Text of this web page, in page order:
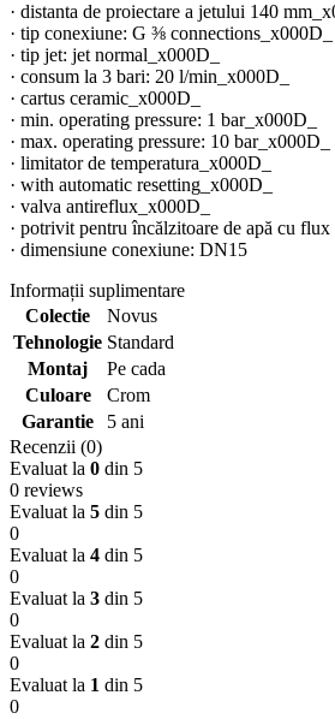
· distanta de proiectare a jetului 140
· tip conexiune: G ⅜ connections_x000D_
· tip jet: jet normal_x000D_
· consum la 3 bari: 20 l/min_x000D_
· cartus ceramic_x000D_
· min. operating pressure: 1 bar_x000D_
· max. operating pressure: 10 bar_x000D_
· limitator de temperatura_x000D_
· with automatic resetting_x000D_
· valva antireflux_x000D_
· potrivit pentru încălzitoare de apă cu flux
· dimensiune conexiune: DN15
Informații suplimentare
Colectie
Novus
Tehnologie Standard
Montaj
Pe cada
Culoare
Crom
Garantie
5 ani
Recenzii (0)
Evaluat la 0 din 5
0 reviews
Evaluat la 5 din 5
0
Evaluat la 4 din 5
0
Evaluat la 3 din 5
0
Evaluat la 2 din 5
0
Evaluat la 1 din 5
0